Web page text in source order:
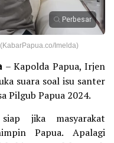
Perbesar
Imelda)
– Kapolda Papua, Irjen
suara soal isu santer
Pilgub Papua 2024.
jika masyarakat
Papua. Apalagi